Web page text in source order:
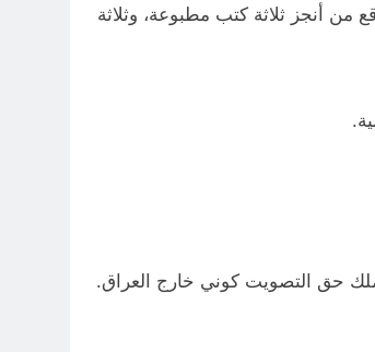
من أنجز ثلاثة كتب مطبوعة، وثلاثة
حق التصويت كوني خارج العراق.